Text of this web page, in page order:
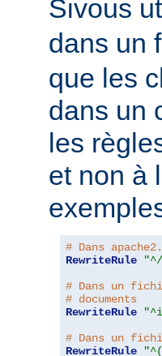
Sivous
dans un
que les
dans un
les
et non à
# Dans
RewriteRule
# Dans un
# documents
RewriteRule
# Dans un
RewriteRule